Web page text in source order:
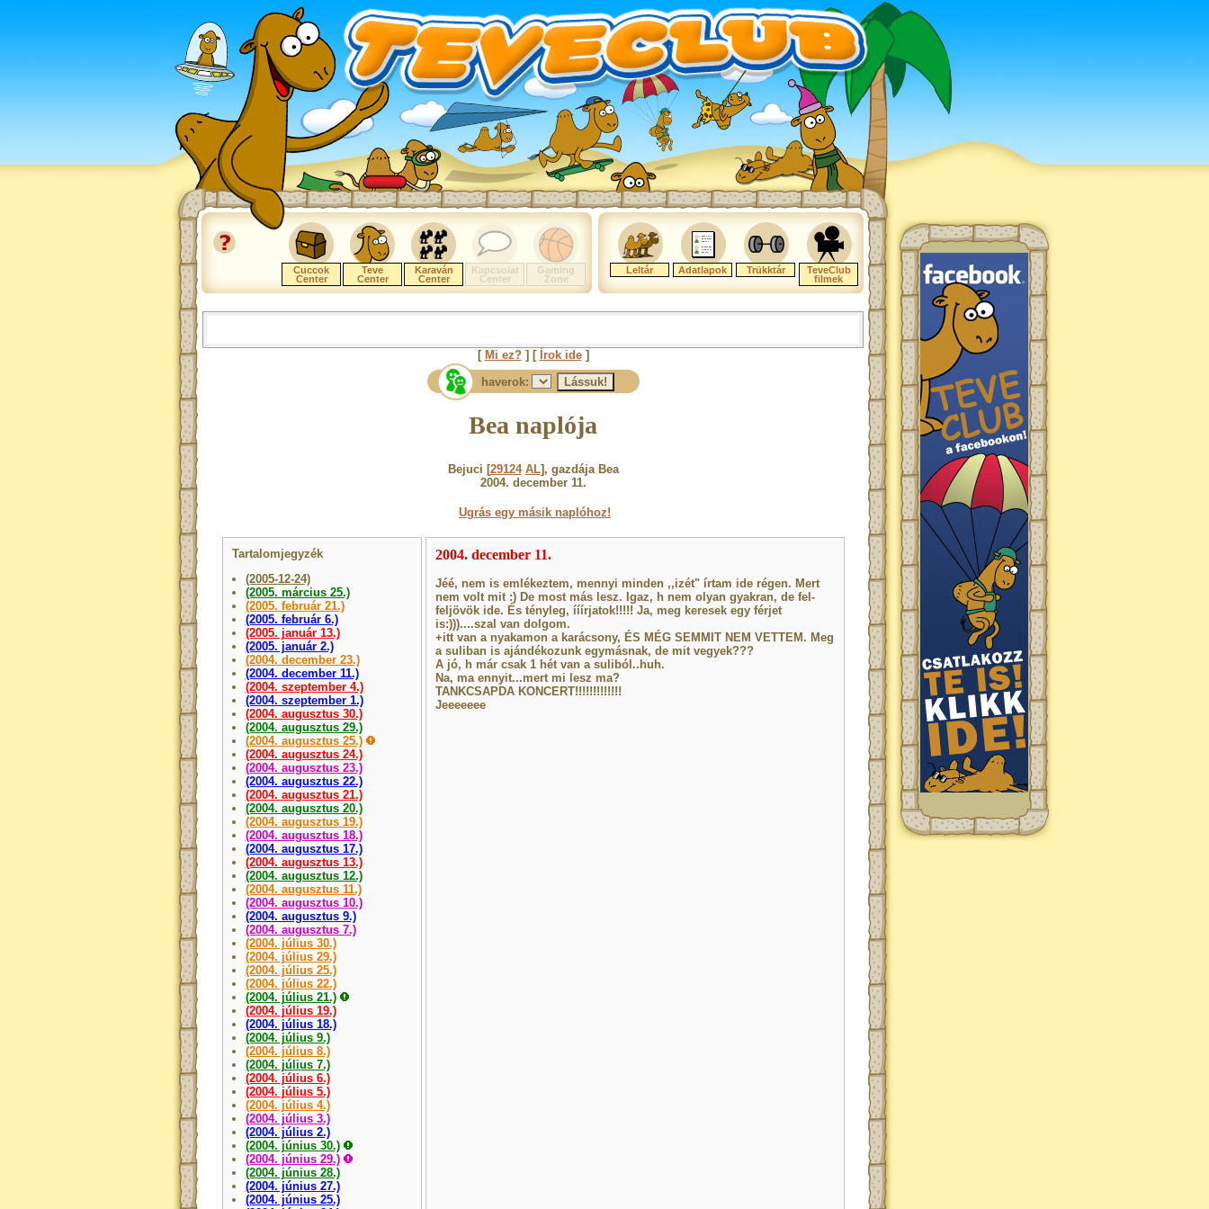
Cuccok
Center
Teve
Center
Karaván
Center
Kapcsolat
Center
Gaming
Zone
Leltár Adatlapok Trükktár
TeveClub
filmek
[ Mi ez?] [ Írok ide]
haverok:
Bea naplója
Bejuci [29124 AL], gazdája Bea
2004. december 11.
Ugrás egy másik naplóhoz!
Tartalomjegyzék
(2005-12-24)
(2005. március 25.)
(2005. február 21.)
(2005. február 6.)
(2005. január 13.)
(2005. január 2.)
(2004. december 23.)
(2004. december 11.)
(2004. szeptember 4.)
(2004. szeptember 1.)
(2004. augusztus 30.)
(2004. augusztus 29.)
(2004. augusztus 25.)
(2004. augusztus 24.)
(2004. augusztus 23.)
(2004. augusztus 22.)
(2004. augusztus 21.)
(2004. augusztus 20.)
(2004. augusztus 19.)
(2004. augusztus 18.)
(2004. augusztus 17.)
(2004. augusztus 13.)
(2004. augusztus 12.)
(2004. augusztus 11.)
(2004. augusztus 10.)
(2004. augusztus 9.)
(2004. augusztus 7.)
(2004. július 30.)
(2004. július 29.)
(2004. július 25.)
(2004. július 22.)
(2004. július 21.)
(2004. július 19.)
(2004. július 18.)
(2004. július 9.)
(2004. július 8.)
(2004. július 7.)
(2004. július 6.)
(2004. július 5.)
(2004. július 4.)
(2004. július 3.)
(2004. július 2.)
(2004. június 30.)
(2004. június 29.)
(2004. június 28.)
(2004. június 27.)
(2004. június 25.)
2004. december 11.
Jéé, nem is emlékeztem, mennyi minden ,,izét" írtam ide régen. Mert
nem volt mit :) De most más lesz. Igaz, h nem olyan gyakran, de fel-
feljövök ide. És tényleg, ííírjatok!!!!! Ja, meg keresek egy férjet
is:)))....szal van dolgom.
+itt van a nyakamon a karácsony, ÉS MÉG SEMMIT NEM VETTEM. Meg
a suliban is ajándékozunk egymásnak, de mit vegyek???
A jó, h már csak 1 hét van a suliból..huh.
Na, ma ennyit...mert mi lesz ma?
TANKCSAPDA KONCERT!!!!!!!!!!!!!
Jeeeeeee